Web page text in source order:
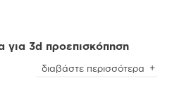
για 3d προεπισκόπηση
υπάρχει μικρή χρωματική
διαβάστε περισσότερα